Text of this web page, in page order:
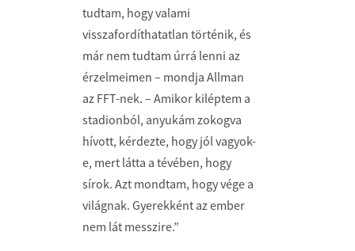
tudtam, hogy valami
visszafordíthatatlan történik, és
már nem tudtam úrrá lenni az
érzelmeimen – mondja Allman
az FFT-nek. – Amikor kiléptem a
stadionból, anyukám zokogva
hívott, kérdezte, hogy jól vagyok-
e, mert látta a tévében, hogy
sírok. Azt mondtam, hogy vége a
világnak. Gyerekként az ember
nem lát messzire.”